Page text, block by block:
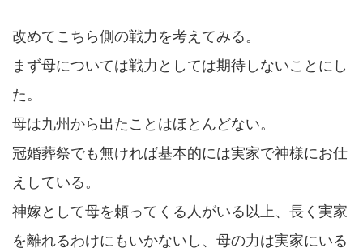
改めてこちら側の戦力を考えてみる。
まず母については戦力としては期待しないことにし
た。
母は九州から出たことはほとんどない。
冠婚葬祭でも無ければ基本的には実家で神様にお仕
えしている。
神嫁として母を頼ってくる人がいる以上、長く実家
を離れるわけにもいかないし、母の力は実家にいる